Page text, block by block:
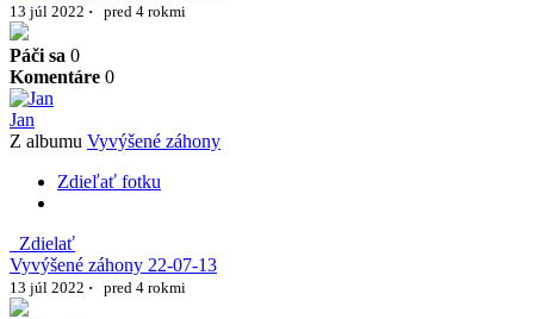
13 júl 2022 · pred 4 rokmi
Páči sa 0
Komentáre 0
Jan
Z albumu Vyvýšené záhony
Zdieľať fotku
Zdielať
Vyvýšené záhony 22-07-13
13 júl 2022 · pred 4 rokmi